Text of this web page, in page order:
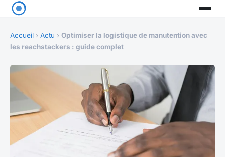
Accueil › Actu › Optimiser la logistique de manutention avec
les reachstackers : guide complet